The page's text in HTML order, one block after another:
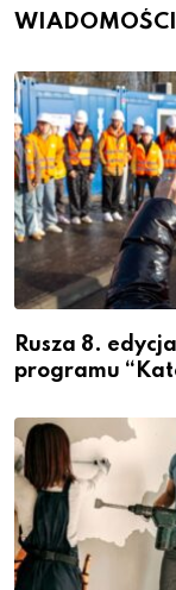
Rusza 8. edycja
programu
– nabór dla